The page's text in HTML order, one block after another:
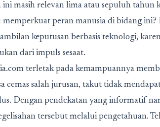
masih relevan lima atau sepuluh tahun
peran manusia di bidang ini?
keputusan berbasis teknologi,
dari impuls sesaat.
terletak pada kemampuannya
cemas salah jurusan, takut tidak
Dengan pendekatan yang informatif
tersebut melalui pengetahuan.